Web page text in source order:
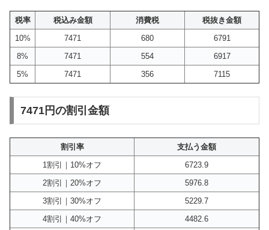
税率 税込み金額 消費税
税抜き金額
10%
7471 680
6791
8%
7471 554
6917
5%
7471 356 7115
7471円の割引金額
割引率
支払う金額
1割引｜10%オフ
6723.9
2割引｜20%オフ
5976.8
3割引｜30%オフ
5229.7
4割引｜40%オフ
4482.6